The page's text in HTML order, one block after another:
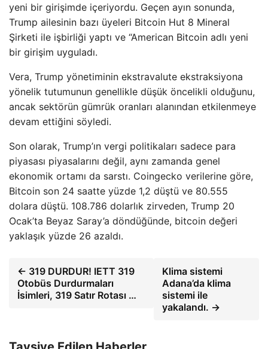
yeni bir girişimde içeriyordu. Geçen ayın sonunda,
Trump ailesinin bazı üyeleri Bitcoin Hut 8 Mineral
Şirketi ile işbirliği yaptı ve “American Bitcoin adlı yeni
bir girişim uyguladı.
Vera, Trump yönetiminin ekstravalute ekstraksiyona
yönelik tutumunun genellikle düşük öncelikli olduğunu,
ancak sektörün gümrük oranları alanından etkilenmeye
devam ettiğini söyledi.
Son olarak, Trump’ın vergi politikaları sadece para
piyasası piyasalarını değil, aynı zamanda genel
ekonomik ortamı da sarstı. Coingecko verilerine göre,
Bitcoin son 24 saatte yüzde 1,2 düştü ve 80.555
dolara düştü. 108.786 dolarlık zirveden, Trump 20
Ocak’ta Beyaz Saray’a döndüğünde, bitcoin değeri
yaklaşık yüzde 26 azaldı.
← 319 DURDUR! IETT 319
Otobüs Durdurmaları
İsimleri, 319 Satır Rotası …
Klima sistemi
Adana’da klima
sistemi ile
yakalandı. →